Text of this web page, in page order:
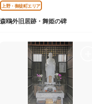
上野・御徒町エリア
森鴎外旧居跡・舞姫の碑